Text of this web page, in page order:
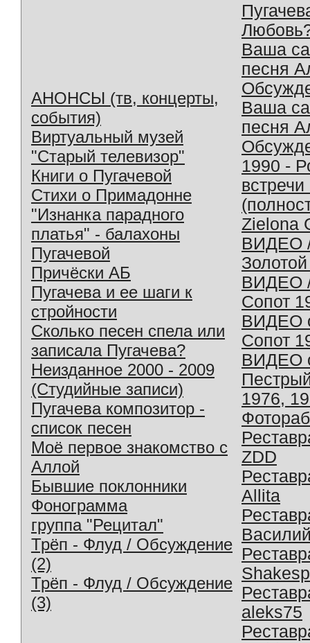
АНОНСЫ (тв, концерты,
события)
Виртуальный музей
"Старый телевизор"
Книги о Пугачевой
Стихи о Примадонне
"Изнанка парадного
платья" - балахоны
Пугачевой
Причёски АБ
Пугачева и ее шаги к
стройности
Сколько песен спела или
записала Пугачева?
Неизданное 2000 - 2009
(Студийные записи)
Пугачева композитор -
список песен
Моё первое знакомство с
Аллой
Бывшие поклонники
Фонограмма
группа "Рецитал"
Трёп - Флуд / Обсуждение
(2)
Трёп - Флуд / Обсуждение
(3)
Ваша
песня
Ваша
песня
1990 -
Zielona
ВИДЕО
ВИДЕО
Сопот
ВИДЕО
Сопот
ВИДЕО
1976,
ZDD
Allita
aleks75